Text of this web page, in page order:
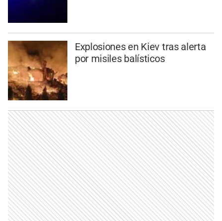
Explosiones en Kiev tras alerta
por misiles balísticos